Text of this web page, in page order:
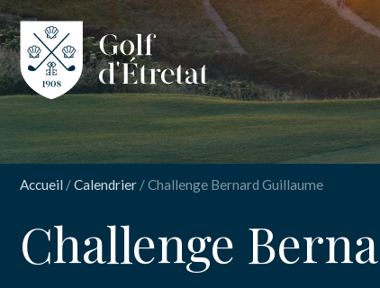
Accueil /Calendrier /Challenge Bernard Guillaume
Challenge
CLUB
CLUB
NOS